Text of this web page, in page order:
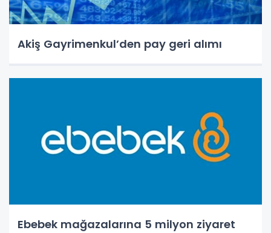
Akiş Gayrimenkul’den pay geri alımı
Ebebek mağazalarına 5 milyon ziyaret